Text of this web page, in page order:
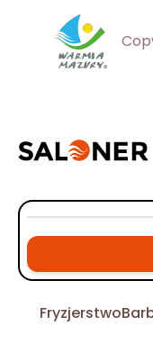
Fryzjerstwo